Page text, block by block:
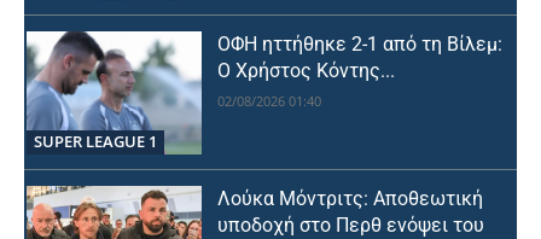
SUPER LEAGUE 1
ΟΦΗ ηττήθηκε 2-1 από τη Βίλεμ:
Ο Χρήστος Κόντης...
02/08/2026 01:40
Λούκα Μόντριτς: Αποθεωτική
υποδοχή στο Περθ ενόψει του